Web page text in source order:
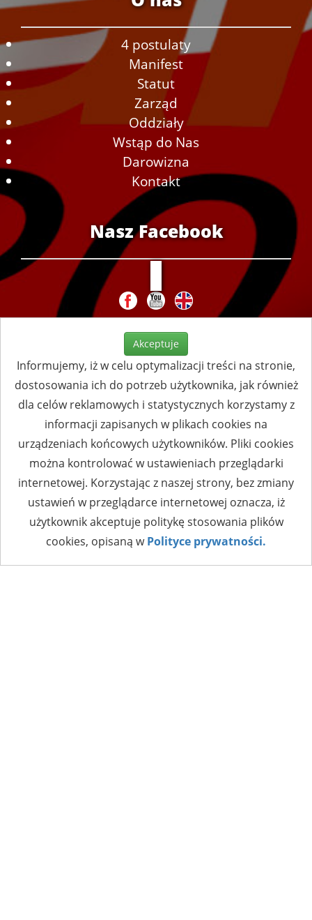
4 postulaty
Manifest
Statut
Zarząd
Oddziały
Wstąp do Nas
Darowizna
Kontakt
Nasz Facebook
Akceptuje
Informujemy, iż w celu optymalizacji treści na stronie,
dostosowania ich do potrzeb użytkownika, jak również
dla celów reklamowych i statystycznych korzystamy z
informacji zapisanych w plikach cookies na
urządzeniach końcowych użytkowników. Pliki cookies
można kontrolować w ustawieniach przeglądarki
internetowej. Korzystając z naszej strony, bez zmiany
ustawień w przeglądarce internetowej oznacza, iż
użytkownik akceptuje politykę stosowania plików
cookies, opisaną wPolityce prywatności.